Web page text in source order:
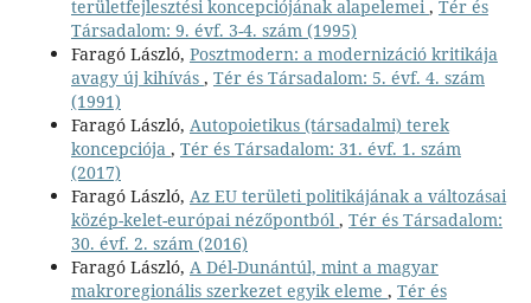
területfejlesztési koncepciójának alapelemei , Tér és
Társadalom: 9. évf. 3-4. szám (1995)
Faragó László, Posztmodern: a modernizáció kritikája
avagy új kihívás , Tér és Társadalom: 5. évf. 4. szám
(1991)
Faragó László, Autopoietikus (társadalmi) terek
koncepciója , Tér és Társadalom: 31. évf. 1. szám
(2017)
Faragó László, Az EU területi politikájának a változásai
közép-kelet-európai nézőpontból , Tér és Társadalom:
30. évf. 2. szám (2016)
Faragó László, A Dél-Dunántúl, mint a magyar
makroregionális szerkezet egyik eleme , Tér és